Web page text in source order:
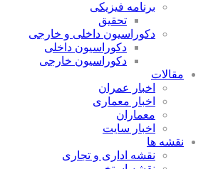
برنامه فیزیکی
تحقیق
دکوراسیون داخلی و خارجی
دکوراسیون داخلی
دکوراسیون خارجی
مقالات
اخبار عمران
اخبار معماری
معماران
اخبار سایت
نقشه ها
نقشه اداری و تجاری